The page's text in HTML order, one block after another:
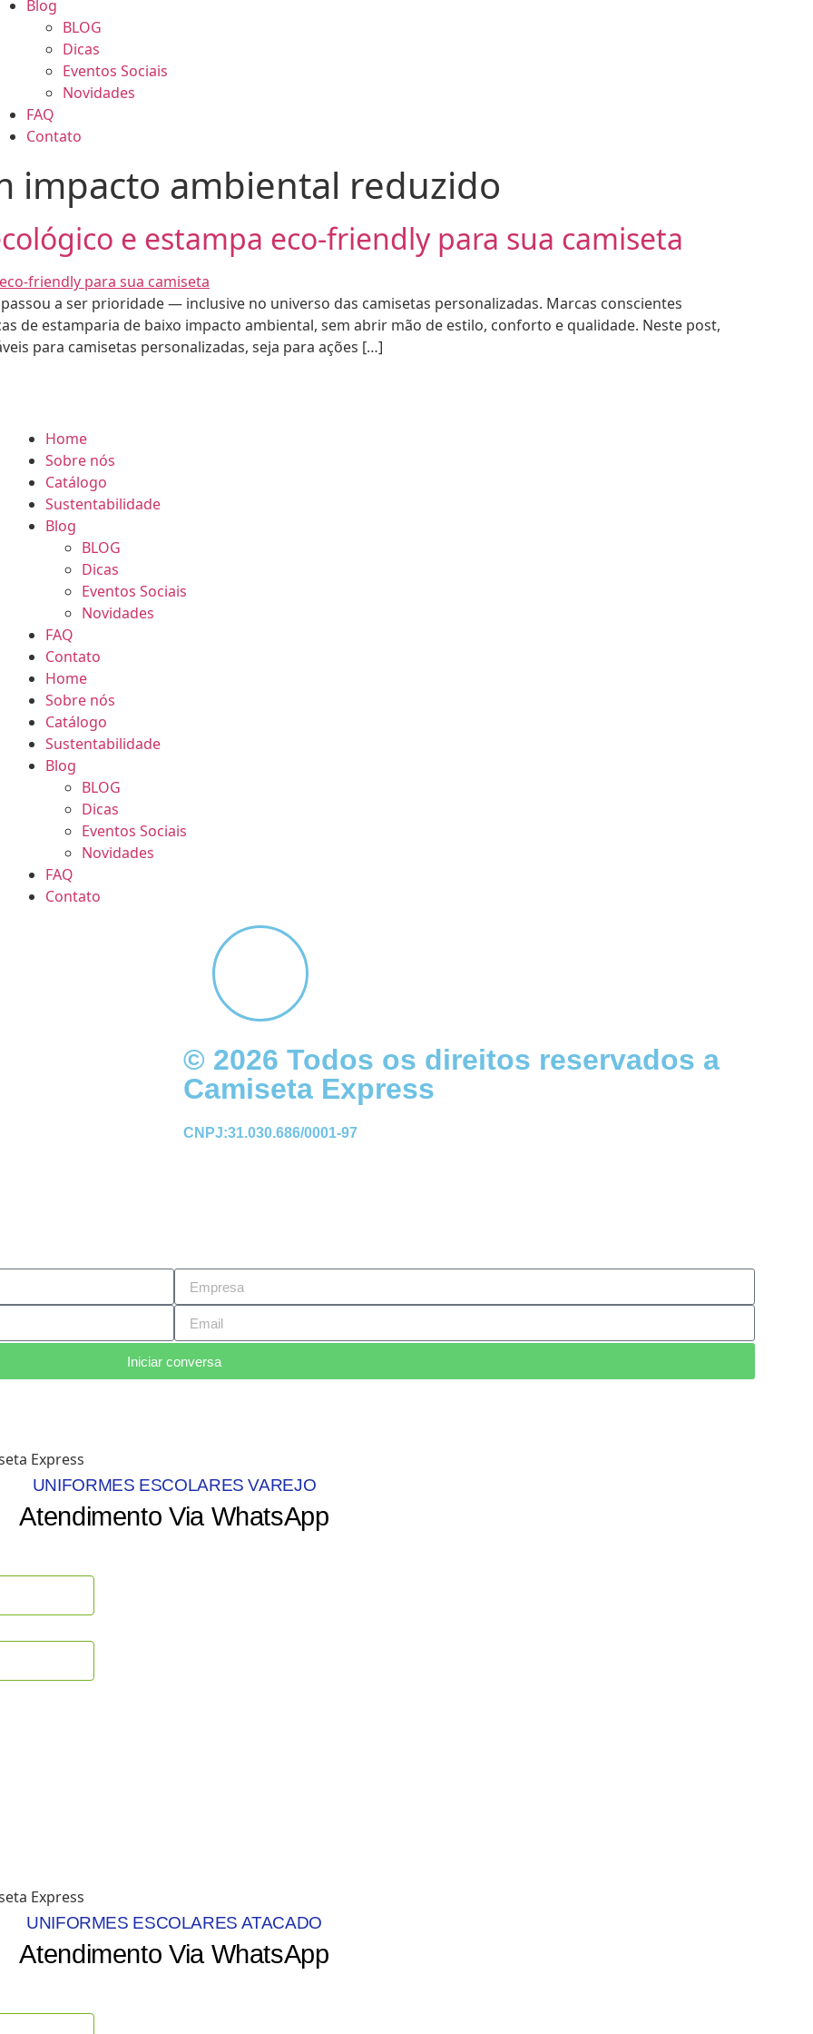
Blog
BLOG
Dicas
Eventos Sociais
Novidades
FAQ
Contato
impacto ambiental reduzido
e estampa eco-friendly para sua camiseta
a ser prioridade — inclusive no universo das camisetas personalizadas. Marcas conscientes
de estamparia de baixo impacto ambiental, sem abrir mão de estilo, conforto e qualidade. Neste post,
para camisetas personalizadas, seja para ações […]
Home
Sobre nós
Catálogo
Sustentabilidade
Blog
BLOG
Dicas
Eventos Sociais
Novidades
FAQ
Contato
Home
Sobre nós
Catálogo
Sustentabilidade
Blog
BLOG
Dicas
Eventos Sociais
Novidades
FAQ
Contato
© 2026 Todos os direitos reservados a
Camiseta Express
CNPJ:31.030.686/0001-97
Iniciar conversa
UNIFORMES ESCOLARES VAREJO
Atendimento Via WhatsApp
UNIFORMES ESCOLARES ATACADO
Atendimento Via WhatsApp